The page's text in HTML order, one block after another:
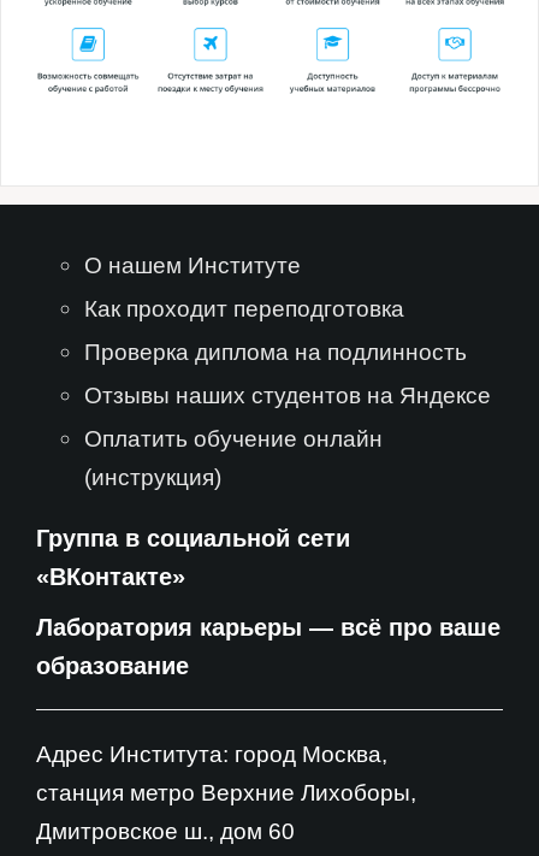
О нашем Институте
Как проходит переподготовка
Проверка диплома на подлинность
Отзывы наших студентов на Яндексе
Оплатить обучение онлайн
(инструкция)
Группа в социальной сети
«ВКонтакте»
Лаборатория карьеры — всё про ваше
образование
Адрес Института: город Москва,
станция метро Верхние Лихоборы,
Дмитровское ш., дом 60